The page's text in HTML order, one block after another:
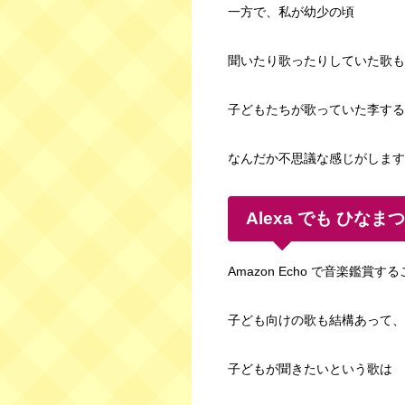
一方で、私が幼少の頃
聞いたり歌ったりしていた歌も
子どもたちが歌っていた李する
なんだか不思議な感じがします
Alexa でも ひなまつ
Amazon Echo で音楽鑑賞する
子ども向けの歌も結構あって、
子どもが聞きたいという歌は